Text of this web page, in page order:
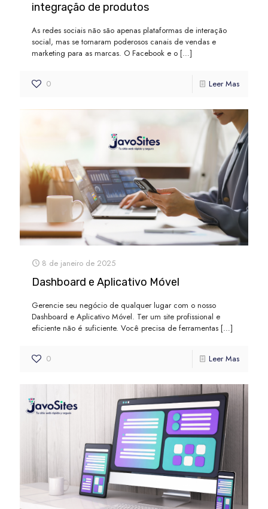
integração de produtos
As redes sociais não são apenas plataformas de interação
social, mas se tornaram poderosos canais de vendas e
marketing para as marcas. O Facebook e o […]
0 Leer Mas
8 de janeiro de 2025
Dashboard e Aplicativo Móvel
Gerencie seu negócio de qualquer lugar com o nosso
Dashboard e Aplicativo Móvel. Ter um site profissional e
eficiente não é suficiente. Você precisa de ferramentas […]
0 Leer Mas